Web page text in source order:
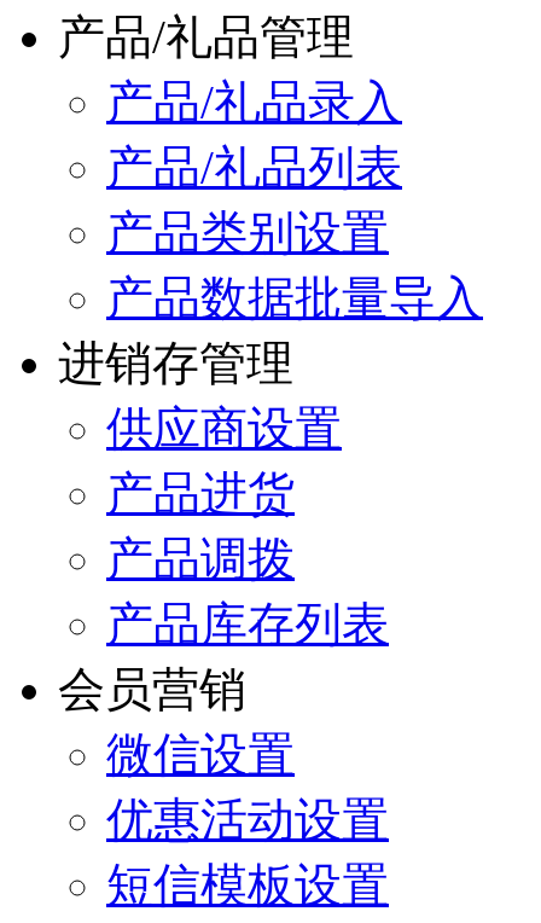
产品/礼品管理
产品/礼品录入
产品/礼品列表
产品类别设置
产品数据批量导入
进销存管理
供应商设置
产品进货
产品调拨
产品库存列表
会员营销
微信设置
优惠活动设置
短信模板设置